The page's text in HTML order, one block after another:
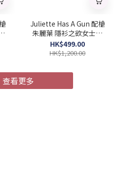
Juliette Has A Gun 配槍
朱麗葉 隱衫之欲女士濃
香水 100ml (Barcode:
3760022731814)
HK$499.00
HK$1,200.00
查看更多